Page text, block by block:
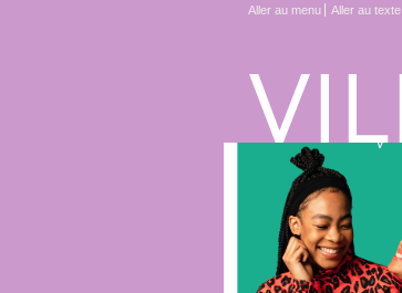
Aller au menu Aller au texte